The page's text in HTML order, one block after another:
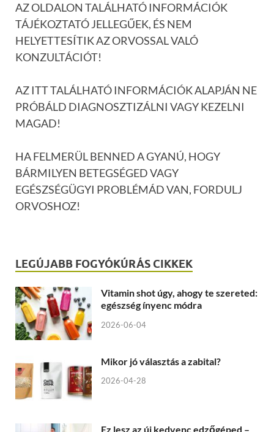
AZ OLDALON TALÁLHATÓ INFORMÁCIÓK
TÁJÉKOZTATÓ JELLEGŰEK, ÉS NEM
HELYETTESÍTIK AZ ORVOSSAL VALÓ
KONZULTÁCIÓT!
AZ ITT TALÁLHATÓ INFORMÁCIÓK ALAPJÁN NE
PRÓBÁLD DIAGNOSZTIZÁLNI VAGY KEZELNI
MAGAD!
HA FELMERÜL BENNED A GYANÚ, HOGY
BÁRMILYEN BETEGSÉGED VAGY
EGÉSZSÉGÜGYI PROBLÉMÁD VAN, FORDULJ
ORVOSHOZ!
LEGÚJABB FOGYÓKÚRÁS CIKKEK
Vitamin shot úgy, ahogy te szereted:
egészség ínyenc módra
2026-06-04
Mikor jó választás a zabital?
2026-04-28
Ez lesz az új kedvenc edzőgéped –